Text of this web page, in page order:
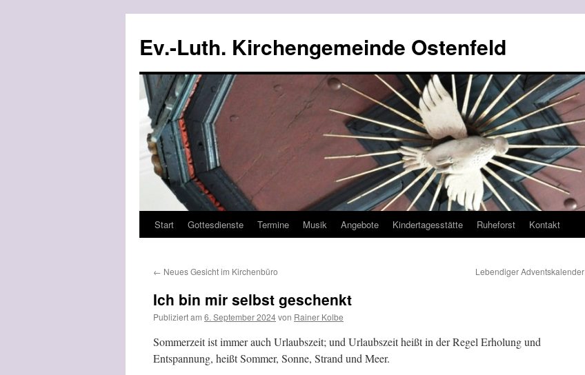
Ev.-Luth. Kirchengemeinde Ostenfeld
Zum
springen
Start Gottesdienste Termine Musik Angebote Kindertagesstätte Ruheforst Kontakt
← Neues Gesicht im Kirchenbüro Lebendiger Adventskalender
Ich bin mir selbst geschenkt
Publiziert am 6. September 2024von Rainer Kolbe
Sommerzeit ist immer auch Urlaubszeit; und Urlaubszeit heißt in der Regel Erholung und
Entspannung, heißt Sommer, Sonne, Strand und Meer.